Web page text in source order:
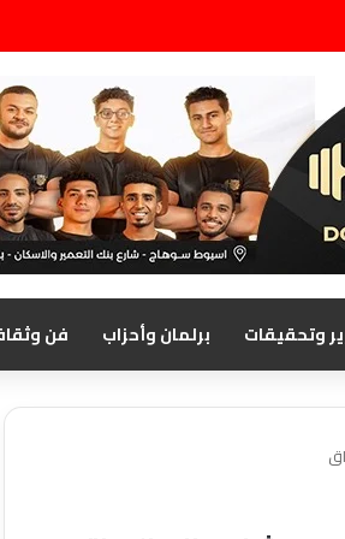
وتحقيقات برلمان وأحزاب فن